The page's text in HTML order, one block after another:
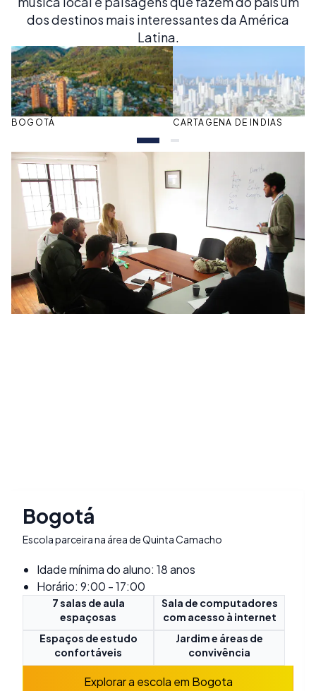
dos destinos mais interessantes da América
Latina.
BOGOTÁ CARTAGENA DE INDIAS
Bogotá
Escola parceira na área de Quinta Camacho
Idade mínima do aluno: 18 anos
Horário: 9:00 - 17:00
7 salas de aula
espaçosas
Sala de computadores
com acesso à internet
Espaços de estudo
confortáveis
Jardim e áreas de
convivência
Explorar a escola em Bogota